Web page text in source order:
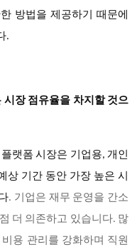
방법을 제공하기 때문에
.
시장 점유율을 차지할 것으
랫폼 시장은 기업용, 개인
상 기간 동안 가장 높은 시
. 기업은 재무 운영을 간소
더 의존하고 있습니다. 많
용 관리를 강화하며 직원